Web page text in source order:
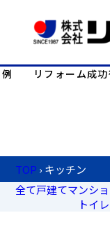
リフォーム成
TOP › キッチン
全て戸建てマンシ
トイレ